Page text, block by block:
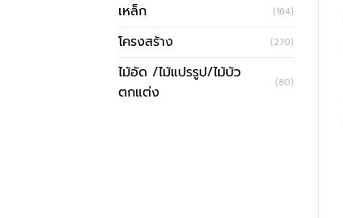
เหล็ก (164)
โครงสร้าง (270)
ไม้อัด /ไม้แปรรูป/ไม้บัว
ตกแต่ง
(80)